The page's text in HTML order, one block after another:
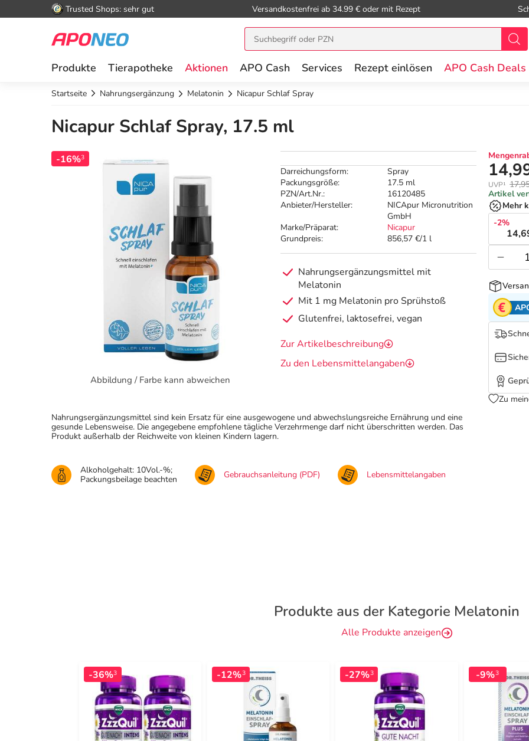
Trusted Shops: sehr gut Versandkostenfrei ab 34.99 € oder mit Rezept
Produkte Tierapotheke Aktionen APO Cash Services Rezept einlösen APO Cash Deals
Startseite Nahrungsergänzung Melatonin Nicapur Schlaf Spray
Nicapur Schlaf Spray, 17.5 ml
-16%3
Abbildung / Farbe kann abweichen
Darreichungsform:
Spray
Packungsgröße:
17.5 ml
PZN/Art.Nr.:
16120485
Anbieter/Hersteller:
NICApur Micronutrition
GmbH
Marke/Präparat:
Nicapur
Grundpreis:
856,57 €/1 l
Nahrungsergänzungsmittel mit
Melatonin
Mit 1 mg Melatonin pro Sprühstoß
Glutenfrei, laktosefrei, vegan
Zur Artikelbeschreibung
Zu den Lebensmittelangaben
UVP¹
Artikel
Mehr
-2%
Zu
Nahrungsergänzungsmittel sind kein Ersatz für eine ausgewogene und abwechslungsreiche Ernährung und eine
gesunde Lebensweise. Die angegebene empfohlene tägliche Verzehrmenge darf nicht überschritten werden. Das
Produkt außerhalb der Reichweite von kleinen Kindern lagern.
Alkoholgehalt: 10Vol.-%;
Packungsbeilage beachten
Gebrauchsanleitung (PDF) Lebensmittelangaben
Produkte aus der Kategorie Melatonin
Alle Produkte anzeigen
-36%3 -12%3 -27%3 -9%3